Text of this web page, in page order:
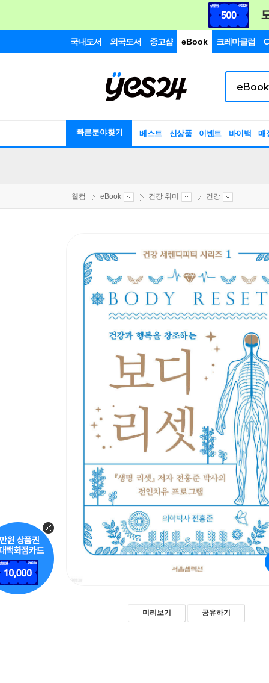
국내도서 외국도서 중고샵 eBook 크레마클럽
빠른분야찾기 베스트 신상품 이벤트 바이백 매
웰컴 eBook 건강 취미 건강
미리보기 공유하기